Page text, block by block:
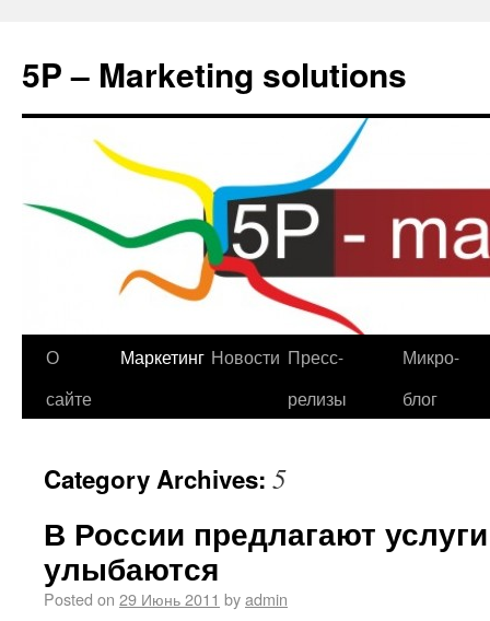
5P – Marketing solutions
О
сайте
Маркетинг Новости Пресс-
релизы
Микро-
блог
Category Archives: 5
В России предлагают
улыбаются
Posted on 29 Июнь 2011 byadmin